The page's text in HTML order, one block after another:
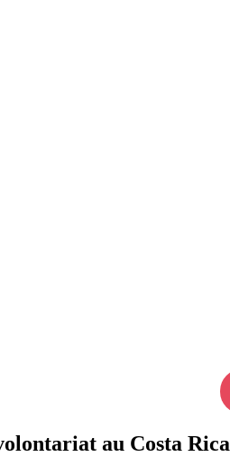
au Costa Rica